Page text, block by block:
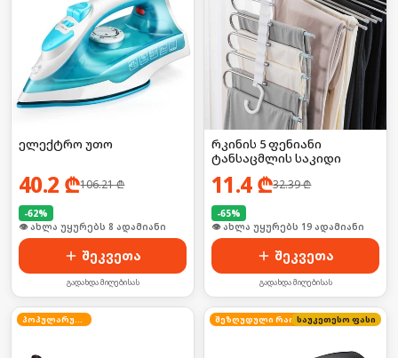
ელექტრო უთო
40.2 ₾106.21₾
-62%
🛒 ბოლო 24სთ-ში იყიდა 9-მა
შეკვეთა
გადახდა მიღებისას
რკინის 5 ფენიანი
ტანსაცმლის საკიდი
11.4₾32.39₾
-65%
🛒 ბოლო 24სთ-ში იყიდა 30-მა
შეკვეთა
გადახდა მიღებისას
პოპულარული შეზღუდული რაოდენობა
საუკეთესო ფასი